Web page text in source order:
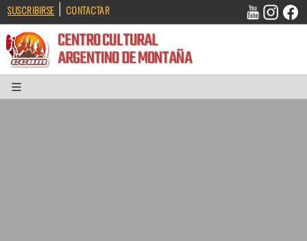
SUSCRIBIRSE | CONTACTAR
CENTRO CULTURAL
ARGENTINO DE MONTAÑA